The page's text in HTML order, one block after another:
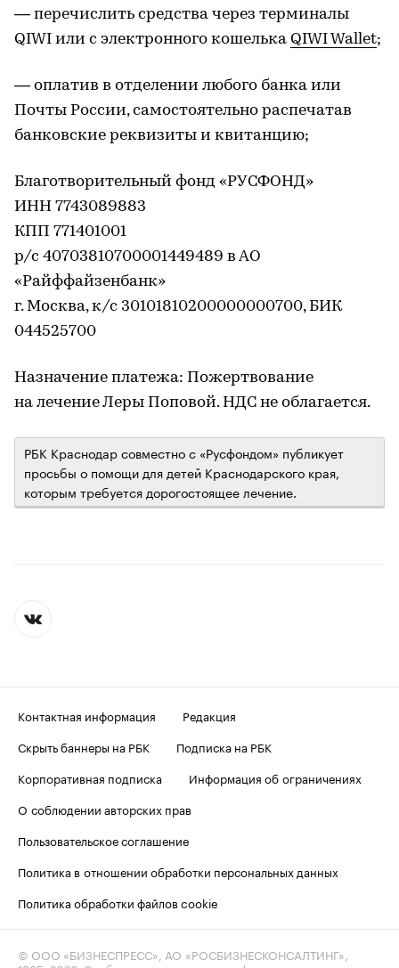
— перечислить средства через терминалы
QIWI или с электронного кошелька QIWI Wallet;
— оплатив в отделении любого банка или
Почты России, самостоятельно распечатав
банковские реквизиты и квитанцию;
Благотворительный фонд «РУСФОНД»
ИНН 7743089883
КПП 771401001
р/с 40703810700001449489 в АО
«Райффайзенбанк»
г. Москва, к/с 30101810200000000700, БИК
044525700
Назначение платежа: Пожертвование
на лечение Леры Поповой. НДС не облагается.
РБК Краснодар совместно с «Русфондом» публикует
просьбы о помощи для детей Краснодарского края,
которым требуется дорогостоящее лечение.
Контактная информация
Редакция
Скрыть баннеры на РБК
Подписка на РБК
Корпоративная подписка
Информация об ограничениях
О соблюдении авторских прав
Пользовательское соглашение
Политика в отношении обработки персональных данных
Политика обработки файлов cookie
© ООО «БИЗНЕСПРЕСС», АО «РОСБИЗНЕСКОНСАЛТИНГ»,